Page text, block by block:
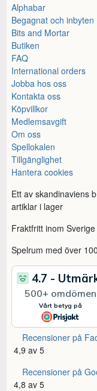
Alphabar
Begagnat och inbyten
Bits and Mortar
Butiken
FAQ
International orders
Jobba hos oss
Kontakta oss
Köpvillkor
Medlemsavgift
Om oss
Spellokalen
Tillgänglighet
Hantera cookies
Ett av skandinaviens
artiklar i lager
Fraktfritt inom
Spelrum med över
Recensioner på
4,9 av 5
Recensioner på
4,8 av 5